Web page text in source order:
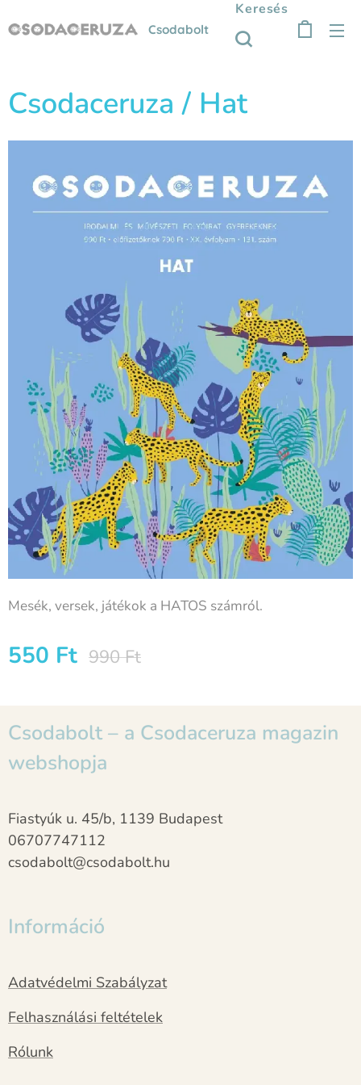
Csodabolt
Keresés
Csodaceruza / Hat
Mesék, versek, játékok a HATOS számról.
550 Ft 990Ft
Csodabolt – a Csodaceruza magazin
webshopja
Fiastyúk u. 45/b, 1139 Budapest
06707747112
csodabolt@csodabolt.hu
Információ
Adatvédelmi Szabályzat
Felhasználási feltételek
Rólunk